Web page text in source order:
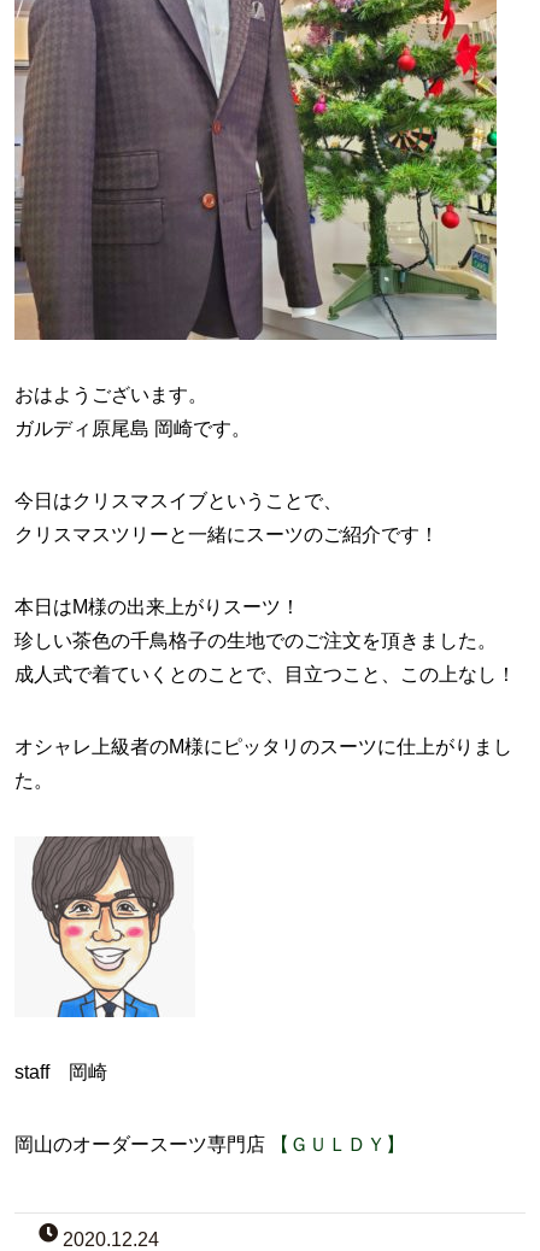
おはようございます。
ガルディ原尾島 岡崎です。
今日はクリスマスイブということで、
クリスマスツリーと一緒にスーツのご紹介です！
本日はM様の出来上がりスーツ！
珍しい茶色の千鳥格子の生地でのご注文を頂きました。
成人式で着ていくとのことで、目立つこと、この上なし！
オシャレ上級者のM様にピッタリのスーツに仕上がりまし
た。
staff 岡崎
岡山のオーダースーツ専門店 【ＧＵＬＤＹ】
2020.12.24